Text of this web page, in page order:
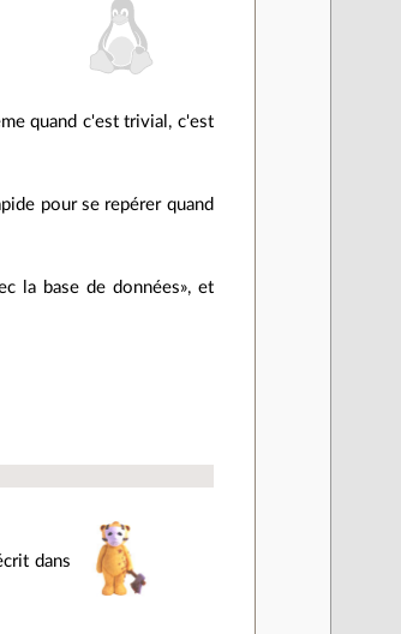
quand c'est trivial, c'est
pour se repérer quand
la base de données», et
dans